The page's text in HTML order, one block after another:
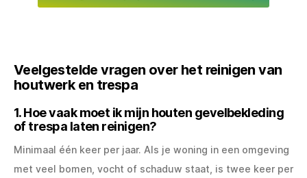
Veelgestelde vragen over het reinigen van
houtwerk en trespa
1. Hoe vaak moet ik mijn houten gevelbekleding
of trespa laten reinigen?
Minimaal één keer per jaar. Als je woning in een omgeving
met veel bomen, vocht of schaduw staat, is twee keer per